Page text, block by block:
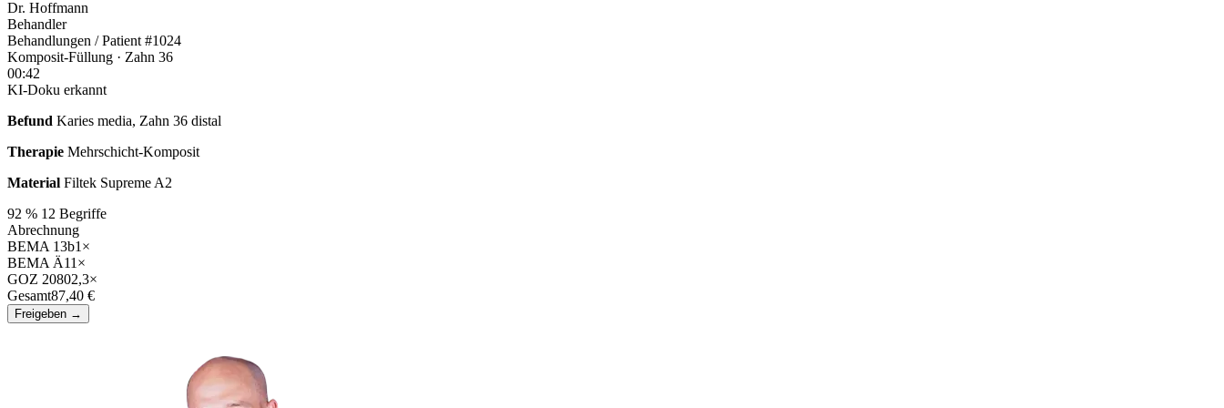
Dr. Hoffmann
Behandler
Behandlungen /Patient #1024
Komposit-Füllung · Zahn 36
00:42
KI-Doku erkannt
Befund Karies media, Zahn 36 distal
Therapie Mehrschicht-Komposit
Material Filtek Supreme A2
92 % 12 Begriffe
Abrechnung
BEMA 13b1×
BEMA Ä11×
GOZ 20802,3×
Gesamt87,40 €
Freigeben →